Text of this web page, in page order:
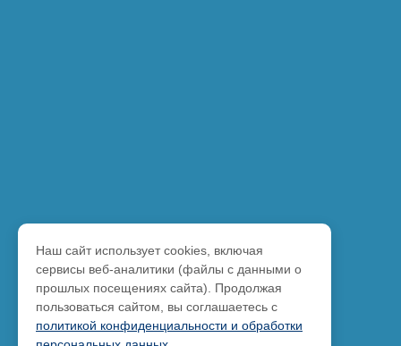
Наш сайт использует cookies, включая
сервисы веб-аналитики (файлы с данными о
прошлых посещениях сайта). Продолжая
пользоваться сайтом, вы соглашаетесь с
политикой конфиденциальности и обработки